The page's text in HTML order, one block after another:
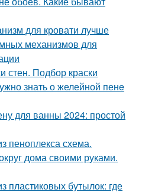
для кровати лучше
механизмов для
стен. Подбор краски
знать о желейной пенe
для ванны 2024: простой
пеноплекса схема.
дома своими руками.
пластиковых бутылок: где